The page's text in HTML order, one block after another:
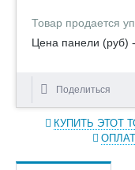
Товар продается
Цена панели (руб)
Поделиться
КУПИТЬ ЭТОТ